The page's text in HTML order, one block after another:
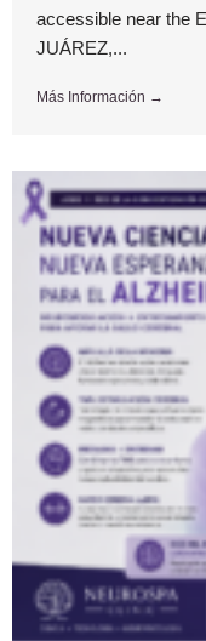
accessible near the
JUÁREZ,...
Más Información →